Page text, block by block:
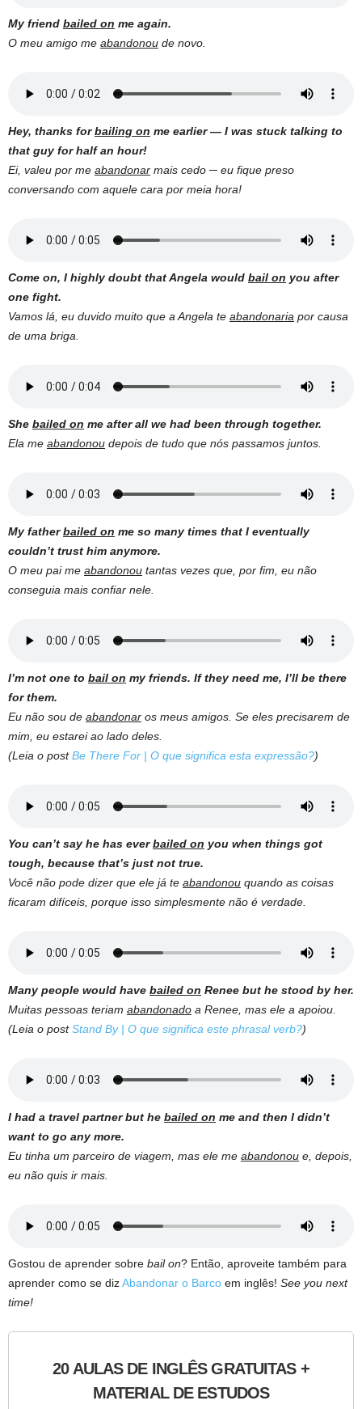
My friend bailed on me again.
O meu amigo me abandonou de novo.
Hey, thanks forbailing on me earlier — I was stuck talking to
that guy for half an hour!
Ei, valeu por me abandonar mais cedo ─ eu fique preso
conversando com aquele cara por meia hora!
Come on, I highly doubt that Angela would bail on you after
one fight.
Vamos lá, eu duvido muito que a Angela te abandonaria por causa
de uma briga.
She bailed on me after all we had been through together.
Ela me abandonou depois de tudo que nós passamos juntos.
My fatherbailed on me so many times that I eventually
couldn’t trust him anymore.
O meu pai me abandonou tantas vezes que, por fim, eu não
conseguia mais confiar nele.
I’m not one to bail on my friends. If they need me, I’ll be there
for them.
Eu não sou de abandonar os meus amigos. Se eles precisarem de
mim, eu estarei ao lado deles.
(Leia o postBe There For | O que significa esta expressão?)
You can’t say he has everbailed on you when things got
tough, because that’s just not true.
Você não pode dizer que ele já te abandonou quando as coisas
ficaram difíceis, porque isso simplesmente não é verdade.
Many people would have bailed on Renee but he stood by her.
Muitas pessoas teriam abandonado a Renee, mas ele a apoiou.
(Leia o postStand By | O que significa este phrasal verb?)
I had a travel partner but he bailed on me and then I didn’t
want to go any more.
Eu tinha um parceiro de viagem, mas ele me abandonou e, depois,
eu não quis ir mais.
Gostou de aprender sobre bail on? Então, aproveite também para
aprender como se dizAbandonar o Barco em inglês! See you next
time!
20 AULAS DE INGLÊS GRATUITAS +
MATERIAL DE ESTUDOS